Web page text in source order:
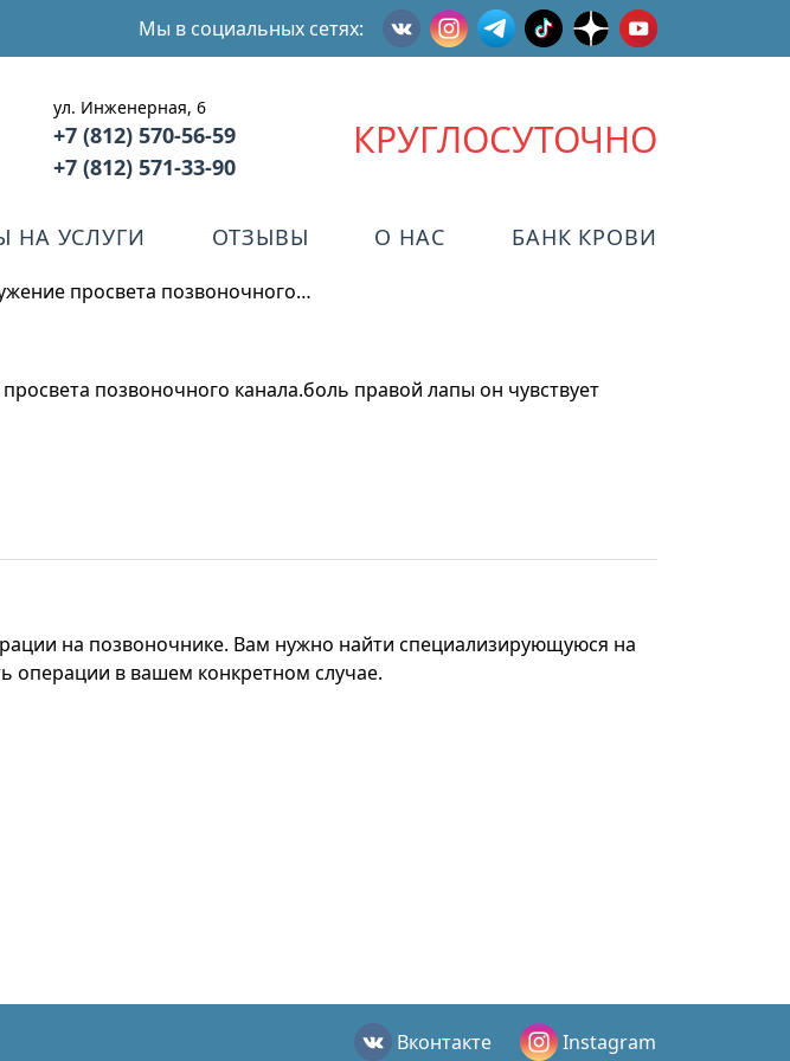
Мы в социальных сетях:
ул. Инженерная, 6
+7 (812) 570-56-59
+7 (812) 571-33-90
КРУГЛОСУТОЧНО
НА УСЛУГИ ОТЗЫВЫ О НАС БАНК КРОВИ
просвета позвоночного…
позвоночного канала.боль правой лапы он чувствует
на позвоночнике. Вам нужно найти специализирующуюся на
операции в вашем конкретном случае.
Вконтакте Instagram